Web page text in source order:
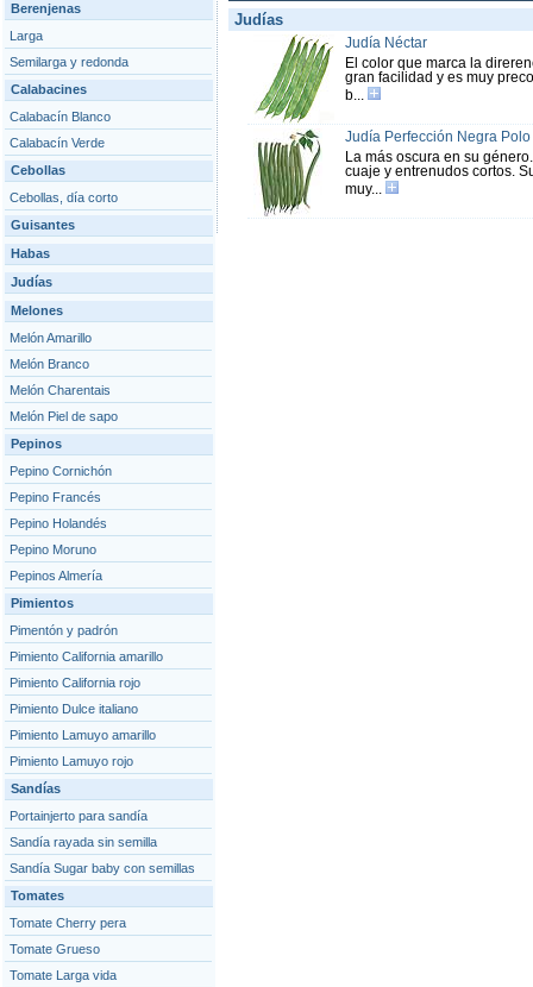
Berenjenas
Larga
Semilarga y redonda
Calabacines
Calabacín Blanco
Calabacín Verde
Cebollas
Cebollas, día corto
Guisantes
Habas
Judías
Melones
Melón Amarillo
Melón Branco
Melón Charentais
Melón Piel de sapo
Pepinos
Pepino Cornichón
Pepino Francés
Pepino Holandés
Pepino Moruno
Pepinos Almería
Pimientos
Pimentón y padrón
Pimiento California amarillo
Pimiento California rojo
Pimiento Dulce italiano
Pimiento Lamuyo amarillo
Pimiento Lamuyo rojo
Sandías
Portainjerto para sandía
Sandía rayada sin semilla
Sandía Sugar baby con semillas
Tomates
Tomate Cherry pera
Tomate Grueso
Tomate Larga vida
Judías
Judía Néctar
El color que marca la
gran facilidad y es muy
b...
Judía Perfección Negra Polo
La más oscura en su
cuaje y entrenudos cortos.
muy...